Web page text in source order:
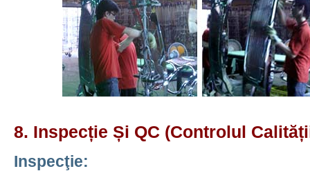
8. Inspecție Și QC (controlul
Inspecţie: